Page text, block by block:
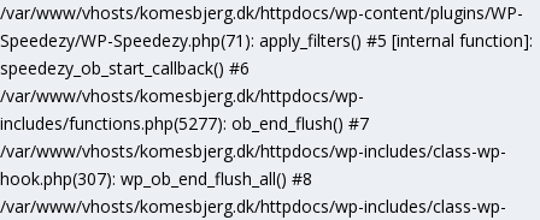
/var/www/vhosts/komesbjerg.dk/httpdocs/wp-content/plugins/WP-
Speedezy/WP-Speedezy.php(71): apply_filters() #5 [internal function]:
speedezy_ob_start_callback() #6
/var/www/vhosts/komesbjerg.dk/httpdocs/wp-
includes/functions.php(5277): ob_end_flush() #7
/var/www/vhosts/komesbjerg.dk/httpdocs/wp-includes/class-wp-
hook.php(307): wp_ob_end_flush_all() #8
/var/www/vhosts/komesbjerg.dk/httpdocs/wp-includes/class-wp-